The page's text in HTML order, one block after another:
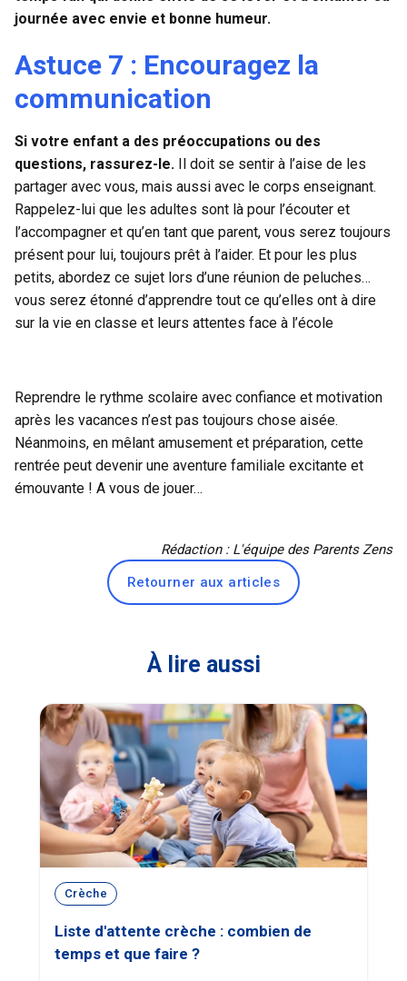
journée avec envie et bonne humeur.
Astuce 7 : Encouragez la
communication
Si votre enfant a des préoccupations ou des
questions, rassurez-le. Il doit se sentir à l’aise de les
partager avec vous, mais aussi avec le corps enseignant.
Rappelez-lui que les adultes sont là pour l’écouter et
l’accompagner et qu’en tant que parent, vous serez toujours
présent pour lui, toujours prêt à l’aider. Et pour les plus
petits, abordez ce sujet lors d’une réunion de peluches…
vous serez étonné d’apprendre tout ce qu’elles ont à dire
sur la vie en classe et leurs attentes face à l’école
Reprendre le rythme scolaire avec confiance et motivation
après les vacances n’est pas toujours chose aisée.
Néanmoins, en mêlant amusement et préparation, cette
rentrée peut devenir une aventure familiale excitante et
émouvante ! A vous de jouer…
Rédaction : L'équipe des Parents Zens
Retourner aux articles
À lire aussi
Crèche
Liste d'attente crèche : combien de
temps et que faire ?